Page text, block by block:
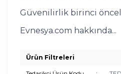
Güvenilirlik birinci
Evnesya.com hakkında...
Ürün Filtreleri